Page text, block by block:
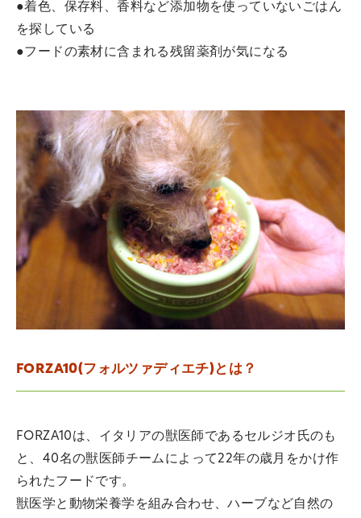
●着色、保存料、香料など添加物を使っていないごはん
を探している
●フードの素材に含まれる残留薬剤が気になる
FORZA10(フォルツァディエチ)とは？
FORZA10は、イタリアの獣医師であるセルジオ氏のも
と、40名の獣医師チームによって22年の歳月をかけ作
られたフードです。
獣医学と動物栄養学を組み合わせ、ハーブなど自然の